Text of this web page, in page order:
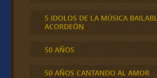
5 IDOLOS DE LA MÚSICA
ACORDEÓN
50 AÑOS
50 AÑOS CANTANDO AL AMOR